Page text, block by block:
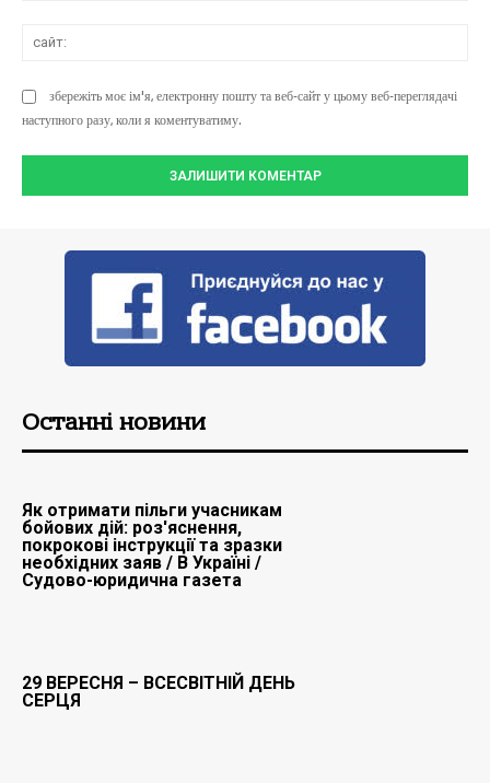
збережіть моє ім'я, електронну пошту та веб-сайт у цьому веб-переглядачі
наступного разу, коли я коментуватиму.
Останні новини
Як отримати пільги учасникам
бойових дій: роз'яснення,
покрокові інструкції та зразки
необхідних заяв / В Україні /
Судово-юридична газета
29 ВЕРЕСНЯ – ВСЕСВІТНІЙ ДЕНЬ
СЕРЦЯ